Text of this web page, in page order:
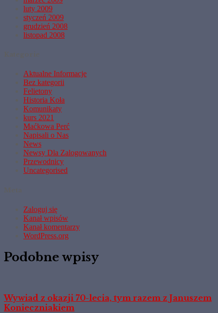
luty 2009
styczeń 2009
grudzień 2008
listopad 2008
Aktualne Informacje
Bez kategorii
Felietony
Historia Koła
Komunikaty
kurs 2021
Maćkowa Perć
Napisali o Nas
News
Newsy Dla Zalogowanych
Przewodnicy
Uncategorised
Zaloguj się
Kanał wpisów
Kanał komentarzy
WordPress.org
Podobne wpisy
Wywiad z okazji 70-lecia, tym razem z Januszem
Konieczniakiem